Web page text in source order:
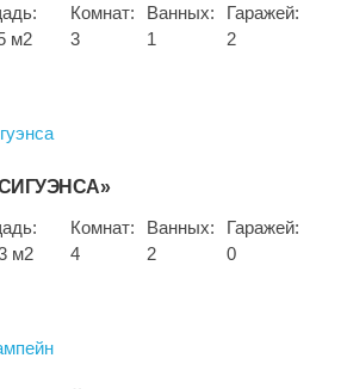
м2
Комнат:
3
Ванных:
1
Гаражей:
2
м2
Комнат:
4
Ванных:
2
Гаражей:
0